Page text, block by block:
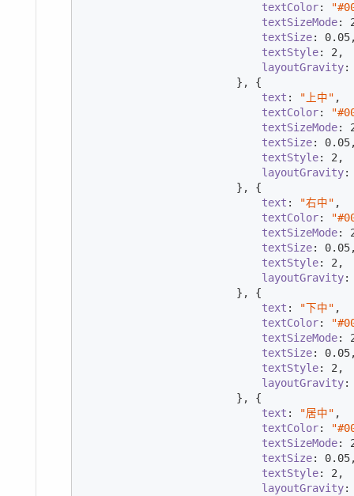
textColor:
textSizeMode:
textSize: 0.05
textStyle: 2 ,
layoutGravity
                        }, {
text : "上中" ,
textColor:
textSizeMode:
textSize: 0.05
textStyle: 2 ,
layoutGravity
                        }, {
text : "右中" ,
textColor:
textSizeMode:
textSize: 0.05
textStyle: 2 ,
layoutGravity
                        }, {
text : "下中" ,
textColor:
textSizeMode:
textSize: 0.05
textStyle: 2 ,
layoutGravity
                        }, {
text : "居中" ,
textColor:
textSizeMode:
textSize: 0.05
textStyle: 2 ,
layoutGravity